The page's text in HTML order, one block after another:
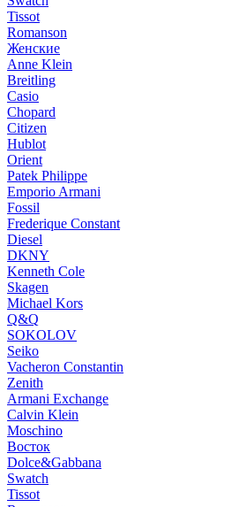
Tissot
Romanson
Женские
Anne Klein
Breitling
Casio
Chopard
Citizen
Hublot
Orient
Patek Philippe
Emporio Armani
Fossil
Frederique Constant
Diesel
DKNY
Kenneth Cole
Skagen
Michael Kors
Q&Q
SOKOLOV
Seiko
Vacheron Constantin
Zenith
Armani Exchange
Calvin Klein
Moschino
Восток
Dolce&Gabbana
Swatch
Tissot